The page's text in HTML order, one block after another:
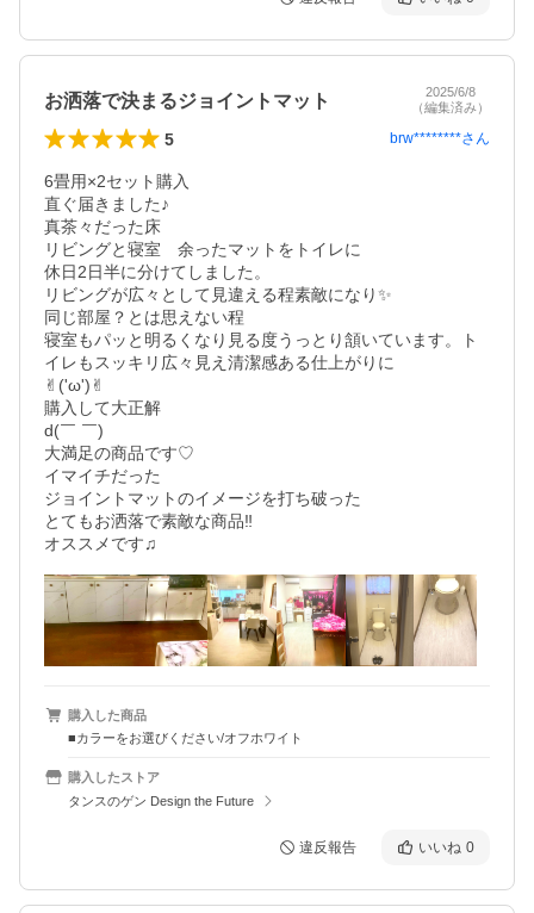
お洒落で決まるジョイントマット
2025/6/8
（編集済み）
5 brw********さん
6畳用×2セット購入
直ぐ届きました♪
真茶々だった床
リビングと寝室　余ったマットをトイレに
休日2日半に分けてしました。
リビングが広々として見違える程素敵になり✨
同じ部屋？とは思えない程
寝室もパッと明るくなり見る度うっとり頷いています。ト
イレもスッキリ広々見え清潔感ある仕上がりに
✌︎('ω')✌︎
購入して大正解
d(￣ ￣)
大満足の商品です♡
イマイチだった
ジョイントマットのイメージを打ち破った
とてもお洒落で素敵な商品‼︎
オススメです♫
購入した商品
■カラーをお選びください/オフホワイト
購入したストア
タンスのゲン Design the Future
違反報告 いいね 0